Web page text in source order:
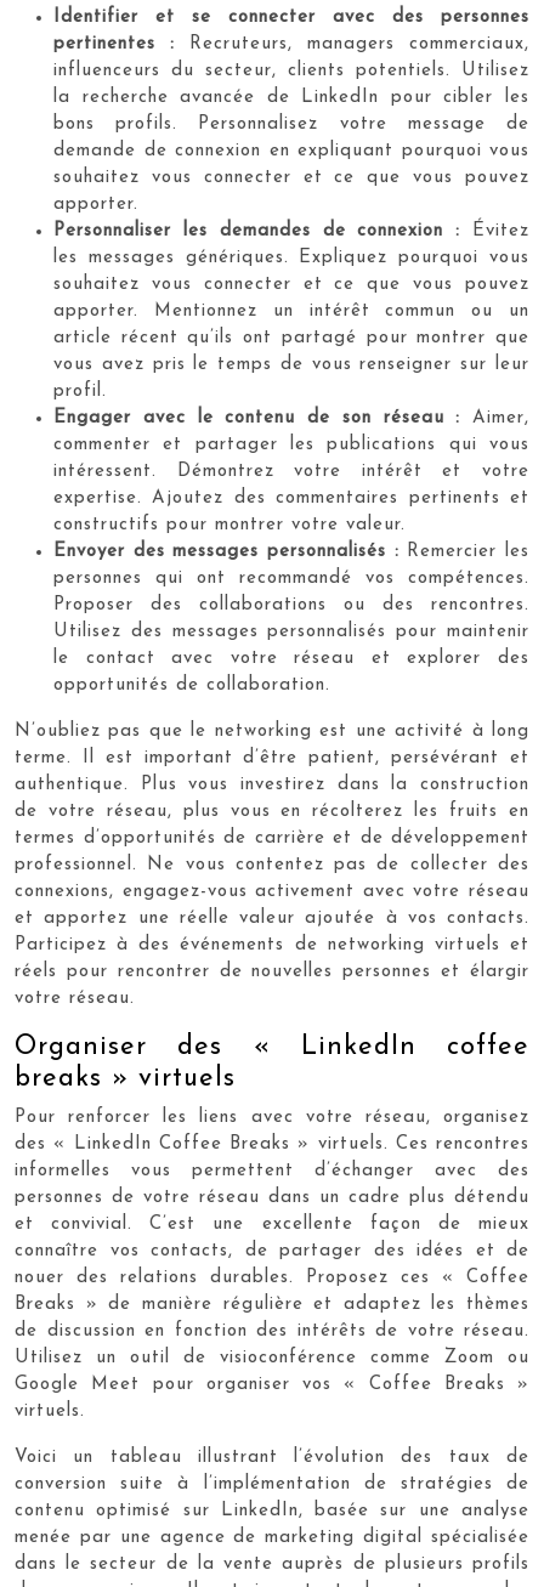
Identifier et se connecter avec des personnes
pertinentes : Recruteurs, managers commerciaux,
influenceurs du secteur, clients potentiels. Utilisez
la recherche avancée de LinkedIn pour cibler les
bons profils. Personnalisez votre message de
demande de connexion en expliquant pourquoi vous
souhaitez vous connecter et ce que vous pouvez
apporter.
Personnaliser les demandes de connexion : Évitez
les messages génériques. Expliquez pourquoi vous
souhaitez vous connecter et ce que vous pouvez
apporter. Mentionnez un intérêt commun ou un
article récent qu’ils ont partagé pour montrer que
vous avez pris le temps de vous renseigner sur leur
profil.
Engager avec le contenu de son réseau : Aimer,
commenter et partager les publications qui vous
intéressent. Démontrez votre intérêt et votre
expertise. Ajoutez des commentaires pertinents et
constructifs pour montrer votre valeur.
Envoyer des messages personnalisés : Remercier les
personnes qui ont recommandé vos compétences.
Proposer des collaborations ou des rencontres.
Utilisez des messages personnalisés pour maintenir
le contact avec votre réseau et explorer des
opportunités de collaboration.
N’oubliez pas que le networking est une activité à long
terme. Il est important d’être patient, persévérant et
authentique. Plus vous investirez dans la construction
de votre réseau, plus vous en récolterez les fruits en
termes d’opportunités de carrière et de développement
professionnel. Ne vous contentez pas de collecter des
connexions, engagez-vous activement avec votre réseau
et apportez une réelle valeur ajoutée à vos contacts.
Participez à des événements de networking virtuels et
réels pour rencontrer de nouvelles personnes et élargir
votre réseau.
Organiser des « LinkedIn coffee
breaks » virtuels
Pour renforcer les liens avec votre réseau, organisez
des « LinkedIn Coffee Breaks » virtuels. Ces rencontres
informelles vous permettent d’échanger avec des
personnes de votre réseau dans un cadre plus détendu
et convivial. C’est une excellente façon de mieux
connaître vos contacts, de partager des idées et de
nouer des relations durables. Proposez ces « Coffee
Breaks » de manière régulière et adaptez les thèmes
de discussion en fonction des intérêts de votre réseau.
Utilisez un outil de visioconférence comme Zoom ou
Google Meet pour organiser vos « Coffee Breaks »
virtuels.
Voici un tableau illustrant l’évolution des taux de
conversion suite à l’implémentation de stratégies de
contenu optimisé sur LinkedIn, basée sur une analyse
menée par une agence de marketing digital spécialisée
dans le secteur de la vente auprès de plusieurs profils